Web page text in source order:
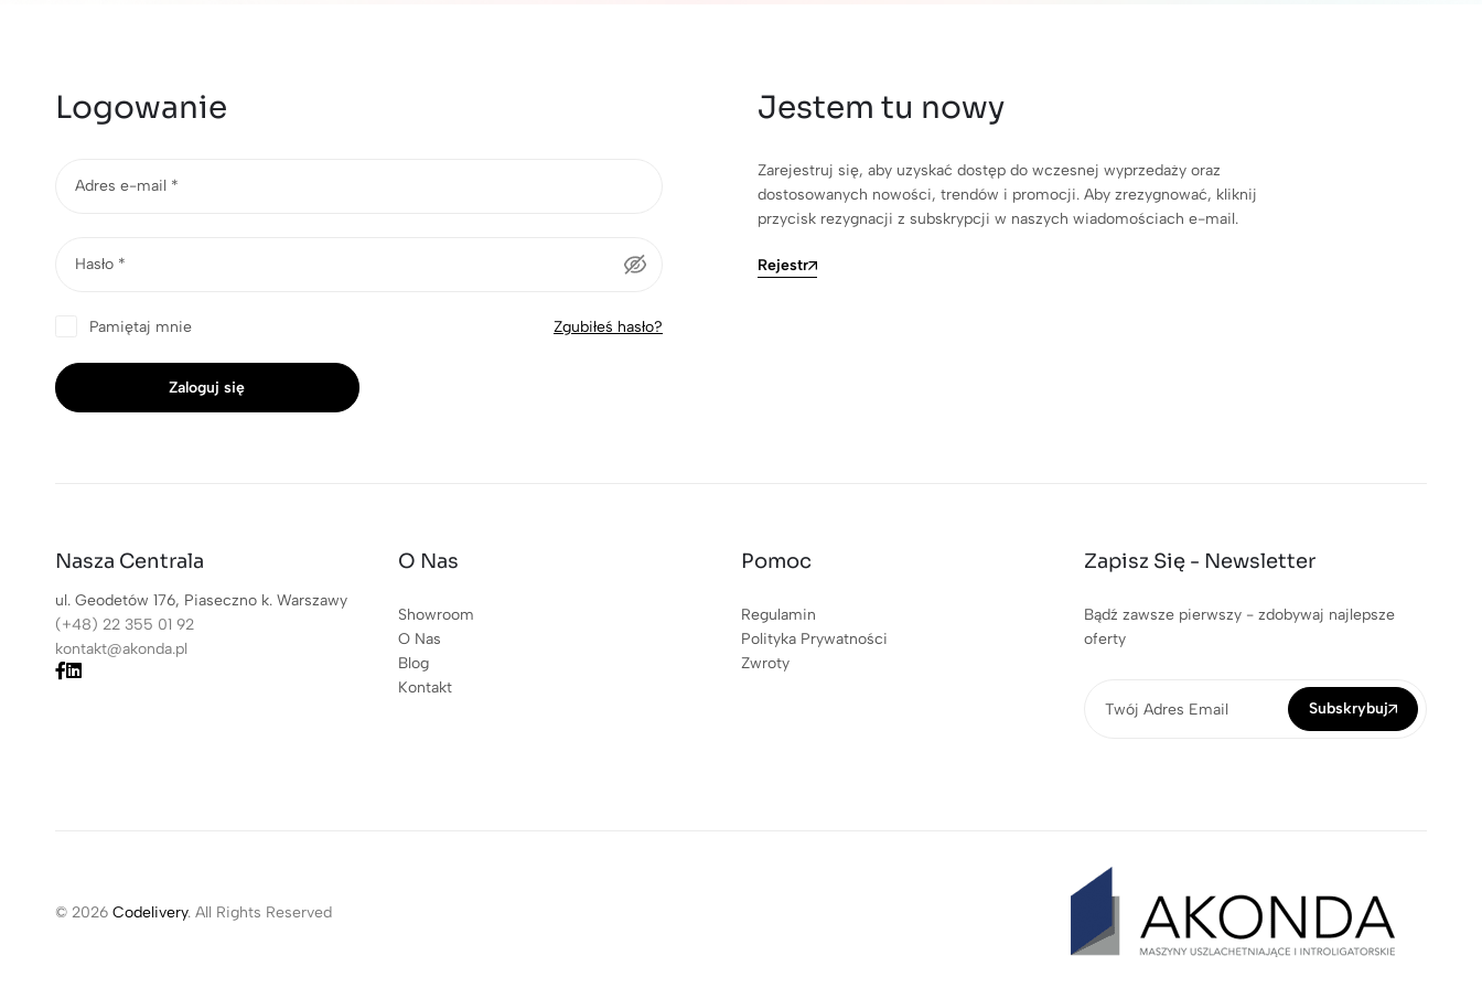
Logowanie
Adres e-mail *
Hasło *
Pamiętaj mnie Zgubiłeś hasło?
Zaloguj się
Jestem tu nowy
Zarejestruj się, aby uzyskać dostęp do wczesnej wyprzedaży oraz
dostosowanych nowości, trendów i promocji. Aby zrezygnować, kliknij
przycisk rezygnacji z subskrypcji w naszych wiadomościach e-mail.
Rejestr
Nasza Centrala
ul. Geodetów 176, Piaseczno k. Warszawy
(+48) 22 355 01 92
kontakt@akonda.pl
O Nas
Showroom
O Nas
Blog
Kontakt
Pomoc
Regulamin
Polityka Prywatności
Zwroty
Zapisz Się - Newsletter
Bądź zawsze pierwszy - zdobywaj najlepsze
oferty
Subskrybuj
© 2026 Codelivery. All Rights Reserved